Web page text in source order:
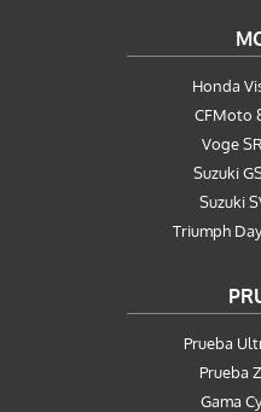
Honda
CFMoto
Voge
Suzuki
Suzuki
Triumph
Prueba
Prueba
Gama